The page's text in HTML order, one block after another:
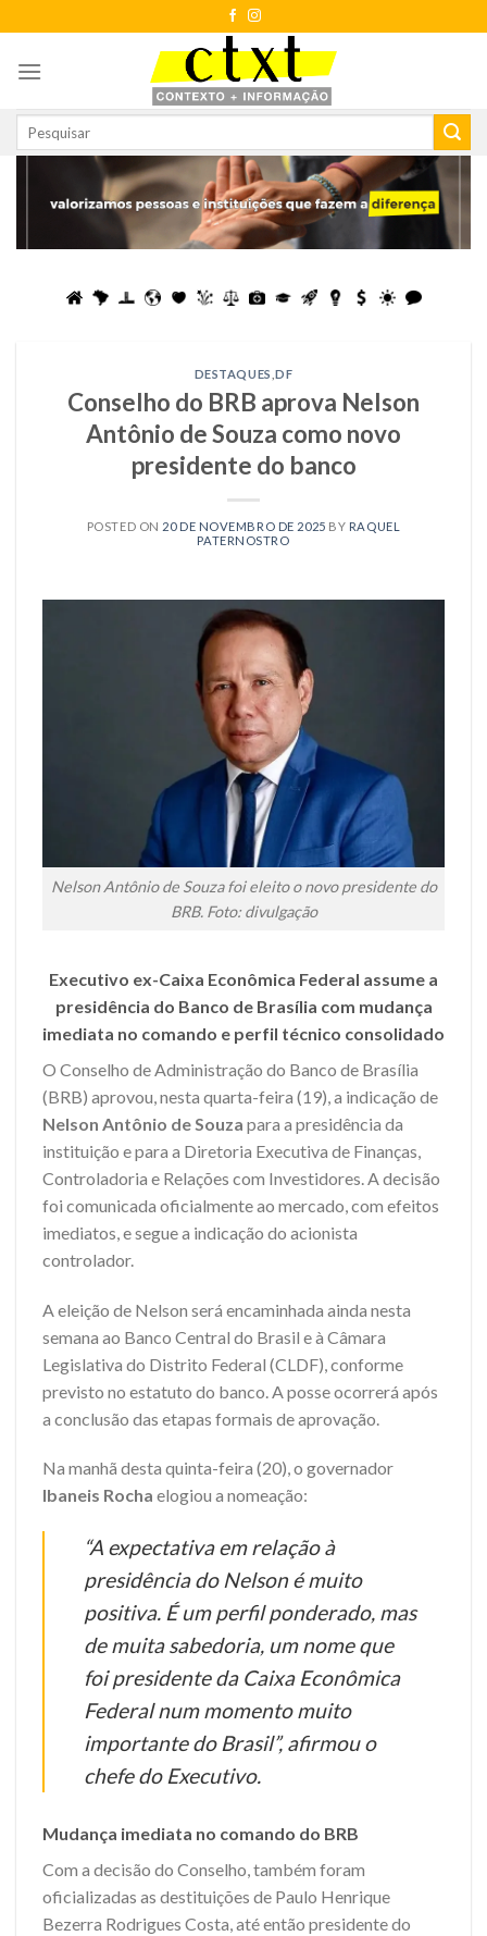
to
content
DESTAQUES ,DF
Conselho do BRB aprova Nelson
Antônio de Souza como novo
presidente do banco
POSTED ON 20 DE NOVEMBRO DE 2025 BY RAQUEL
PATERNOSTRO
Nelson Antônio de Souza foi eleito o novo presidente do
BRB. Foto: divulgação
Executivo ex-Caixa Econômica Federal assume a
presidência do Banco de Brasília com mudança
imediata no comando e perfil técnico consolidado
O Conselho de Administração do Banco de Brasília
(BRB) aprovou, nesta quarta-feira (19), a indicação de
Nelson Antônio de Souza para a presidência da
instituição e para a Diretoria Executiva de Finanças,
Controladoria e Relações com Investidores. A decisão
foi comunicada oficialmente ao mercado, com efeitos
imediatos, e segue a indicação do acionista
controlador.
A eleição de Nelson será encaminhada ainda nesta
semana ao Banco Central do Brasil e à Câmara
Legislativa do Distrito Federal (CLDF), conforme
previsto no estatuto do banco. A posse ocorrerá após
a conclusão das etapas formais de aprovação.
Na manhã desta quinta-feira (20), o governador
Ibaneis Rocha elogiou a nomeação:
“A expectativa em relação à
presidência do Nelson é muito
positiva. É um perfil ponderado, mas
de muita sabedoria, um nome que
foi presidente da Caixa Econômica
Federal num momento muito
importante do Brasil”, afirmou o
chefe do Executivo.
Mudança imediata no comando do BRB
Com a decisão do Conselho, também foram
oficializadas as destituições de Paulo Henrique
Bezerra Rodrigues Costa, até então presidente do